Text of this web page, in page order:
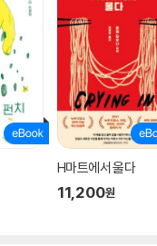
H마트에서 울다
11,200원